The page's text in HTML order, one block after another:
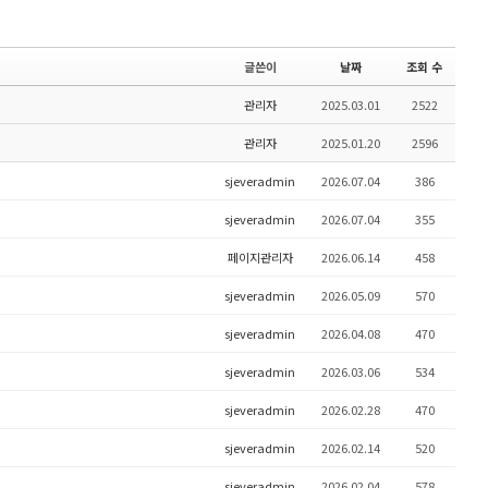
글쓴이 날짜 조회 수
관리자 2025.03.01 2522
관리자 2025.01.20 2596
sjeveradmin 2026.07.04 386
sjeveradmin 2026.07.04 355
페이지관리자 2026.06.14 458
sjeveradmin 2026.05.09 570
sjeveradmin 2026.04.08 470
sjeveradmin 2026.03.06 534
sjeveradmin 2026.02.28 470
sjeveradmin 2026.02.14 520